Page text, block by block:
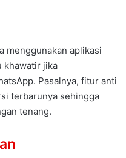
menggunakan aplikasi
khawatir jika
Pasalnya, fitur anti
terbarunya sehingga
tenang.